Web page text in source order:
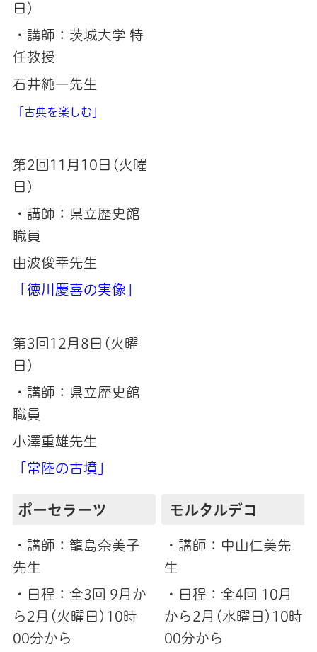
日)
・講師：茨城大学 特
任教授
石井純一先生
「古典を楽しむ」
第2回11月10日(火曜
日)
・講師：県立歴史館
職員
由波俊幸先生
「徳川慶喜の実像」
第3回12月8日(火曜
日)
・講師：県立歴史館
職員
小澤重雄先生
「常陸の古墳」
ポーセラーツ
・講師：籠島奈美子
先生
・日程：全3回 9月か
ら2月(火曜日)10時
00分から
モルタルデコ
・講師：中山仁美先
生
・日程：全4回 10月
から2月(水曜日)10時
00分から